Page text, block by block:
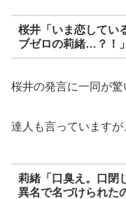
桜井「いま恋してい
ブゼロの莉緒…？！」
桜井の発言に一同が驚
達人も言っています
莉緒「口臭え。口閉
異名で名づけられた